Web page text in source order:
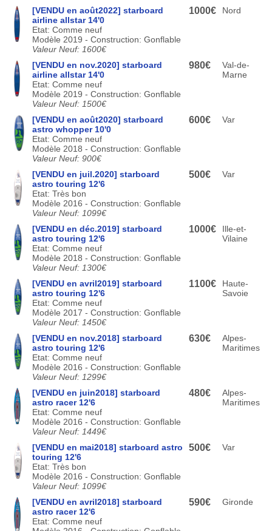
[VENDU en août2022] starboard
airline allstar 14'0
Etat: Comme neuf
Modèle 2019 - Construction: Gonflable
Valeur Neuf: 1600€
1000€ Nord
[VENDU en nov.2020] starboard
airline allstar 14'0
Etat: Comme neuf
Modèle 2019 - Construction: Gonflable
Valeur Neuf: 1500€
980€
Val-de-
Marne
[VENDU en août2020] starboard
astro whopper 10'0
Etat: Comme neuf
Modèle 2018 - Construction: Gonflable
Valeur Neuf: 900€
600€ Var
[VENDU en juil.2020] starboard
astro touring 12'6
Etat: Très bon
Modèle 2016 - Construction: Gonflable
Valeur Neuf: 1099€
500€ Var
[VENDU en déc.2019] starboard
astro touring 12'6
Etat: Comme neuf
Modèle 2018 - Construction: Gonflable
Valeur Neuf: 1300€
1000€
Ille-et-
Vilaine
[VENDU en avril2019] starboard
astro touring 12'6
Etat: Comme neuf
Modèle 2017 - Construction: Gonflable
Valeur Neuf: 1450€
1100€
Haute-
Savoie
[VENDU en nov.2018] starboard
astro touring 12'6
Etat: Comme neuf
Modèle 2016 - Construction: Gonflable
Valeur Neuf: 1299€
630€
Alpes-
Maritimes
[VENDU en juin2018] starboard
astro racer 12'6
Etat: Comme neuf
Modèle 2016 - Construction: Gonflable
Valeur Neuf: 1449€
480€
Alpes-
Maritimes
[VENDU en mai2018] starboard astro
touring 12'6
Etat: Très bon
Modèle 2016 - Construction: Gonflable
Valeur Neuf: 1099€
500€ Var
[VENDU en avril2018] starboard
astro racer 12'6
Etat: Comme neuf
590€ Gironde